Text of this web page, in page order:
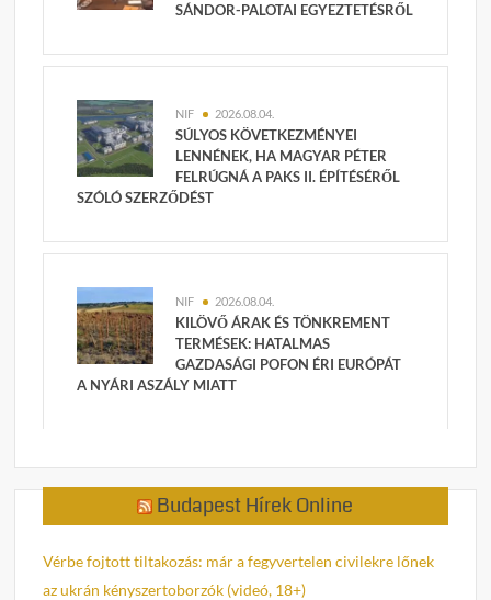
SÁNDOR-PALOTAI EGYEZTETÉSRŐL
NIF 2026.08.04.
SÚLYOS KÖVETKEZMÉNYEI
LENNÉNEK, HA MAGYAR PÉTER
FELRÚGNÁ A PAKS II. ÉPÍTÉSÉRŐL
SZÓLÓ SZERZŐDÉST
NIF 2026.08.04.
KILÖVŐ ÁRAK ÉS TÖNKREMENT
TERMÉSEK: HATALMAS
GAZDASÁGI POFON ÉRI EURÓPÁT
A NYÁRI ASZÁLY MIATT
Budapest Hírek Online
Vérbe fojtott tiltakozás: már a fegyvertelen civilekre lőnek
az ukrán kényszertoborzók (videó, 18+)